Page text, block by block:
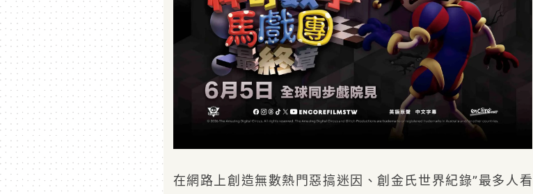
在網路上創造無數熱門惡搞迷因、創金氏世界紀錄”最多人看